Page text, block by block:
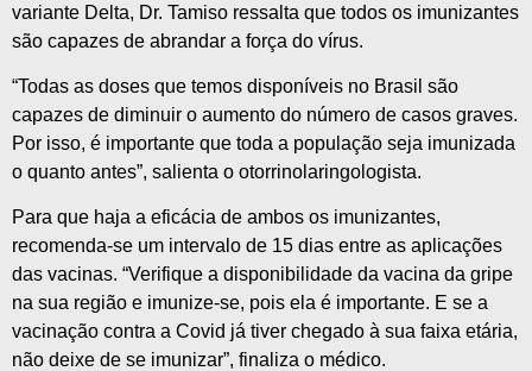
variante Delta, Dr. Tamiso ressalta que todos os imunizantes
são capazes de abrandar a força do vírus.
“Todas as doses que temos disponíveis no Brasil são
capazes de diminuir o aumento do número de casos graves.
Por isso, é importante que toda a população seja imunizada
o quanto antes”, salienta o otorrinolaringologista.
Para que haja a eficácia de ambos os imunizantes,
recomenda-se um intervalo de 15 dias entre as aplicações
das vacinas. “Verifique a disponibilidade da vacina da gripe
na sua região e imunize-se, pois ela é importante. E se a
vacinação contra a Covid já tiver chegado à sua faixa etária,
não deixe de se imunizar”, finaliza o médico.